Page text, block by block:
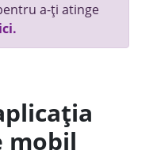
a-ți atinge
mobil